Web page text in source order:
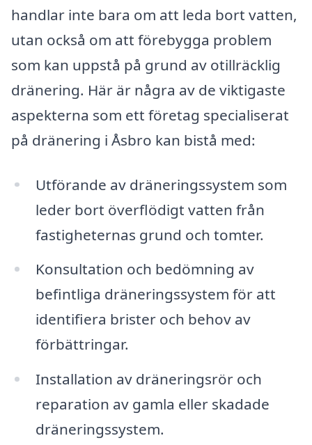
handlar inte bara om att leda bort vatten,
utan också om att förebygga problem
som kan uppstå på grund av otillräcklig
dränering. Här är några av de viktigaste
aspekterna som ett företag specialiserat
på dränering i Åsbro kan bistå med:
Utförande av dräneringssystem som
leder bort överflödigt vatten från
fastigheternas grund och tomter.
Konsultation och bedömning av
befintliga dräneringssystem för att
identifiera brister och behov av
förbättringar.
Installation av dräneringsrör och
reparation av gamla eller skadade
dräneringssystem.